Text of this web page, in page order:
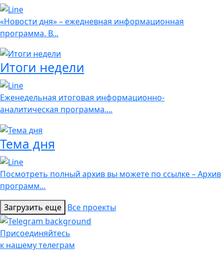
«Новости дня» – ежедневная информационная
программа. В...
Итоги недели
Еженедельная итоговая информационно-
аналитическая программа....
Тема дня
Посмотреть полный архив вы можете по ссылке – Архив
программ...
Загрузить еще Все проекты
Присоединяйтесь
к нашему телеграм